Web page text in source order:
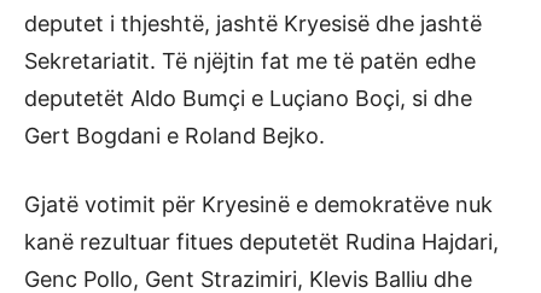
deputet i thjeshtë, jashtë Kryesisë dhe jashtë
Sekretariatit. Të njëjtin fat me të patën edhe
deputetët Aldo Bumçi e Luçiano Boçi, si dhe
Gert Bogdani e Roland Bejko.
Gjatë votimit për Kryesinë e demokratëve nuk
kanë rezultuar fitues deputetët Rudina Hajdari,
Genc Pollo, Gent Strazimiri, Klevis Balliu dhe